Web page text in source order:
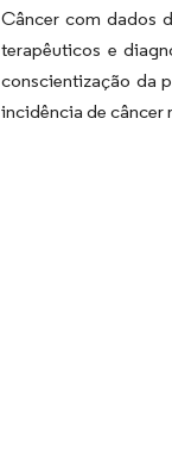
Câncer com dados
terapêuticos e
conscientização da
incidência de câncer